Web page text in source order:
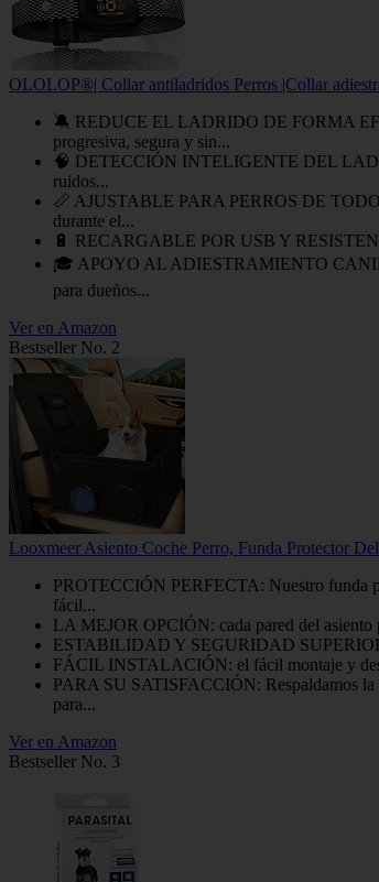
OLOLOP®| Collar antiladridos Perros |Collar
🔕 REDUCE EL LADRIDO DE FORMA
progresiva, segura y sin...
🧠 DETECCIÓN INTELIGENTE DEL
ruidos...
📏 AJUSTABLE PARA PERROS DE
durante el...
🔋 RECARGABLE POR USB Y
🎓 APOYO AL ADIESTRAMIENTO
para dueños...
Ver en Amazon
Bestseller No. 2
Looxmeer Asiento Coche Perro, Funda Protector
PROTECCIÓN PERFECTA: Nuestro funda
fácil...
LA MEJOR OPCIÓN: cada pared del asiento
ESTABILIDAD Y SEGURIDAD
FÁCIL INSTALACIÓN: el fácil montaje y
PARA SU SATISFACCIÓN: Respaldamos la
para...
Ver en Amazon
Bestseller No. 3